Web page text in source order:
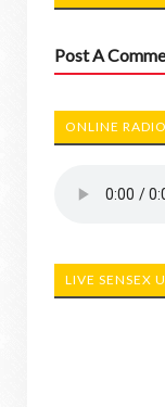
Post A
ONLINE RADIO
LIVE SENSEX